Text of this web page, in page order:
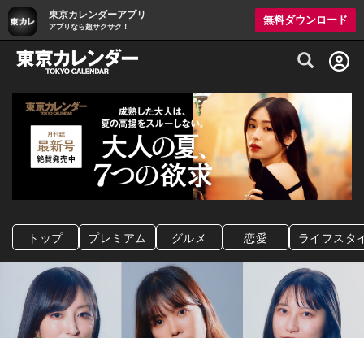
東京カレンダーアプリ
アプリなら超サクサク！
無料ダウンロード
グルメ情報・プレミアムレストラン予約
トップ プレミアム グルメ 恋愛 ライフスタ